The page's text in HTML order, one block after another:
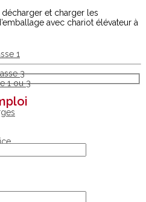
1
3
1 ou 3
décharger et charger les
avec chariot élévateur à